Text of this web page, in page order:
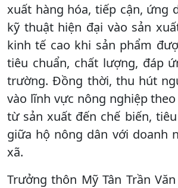
xuất hàng hóa, tiếp cận, ứng
kỹ thuật hiện đại vào sản
kinh tế cao khi sản phẩm
tiêu chuẩn, chất lượng, đáp
trường. Đồng thời, thu hút
vào lĩnh vực nông nghiệp
từ sản xuất đến chế biến,
giữa hộ nông dân với doanh
xã.
Trưởng thôn Mỹ Tân Trần